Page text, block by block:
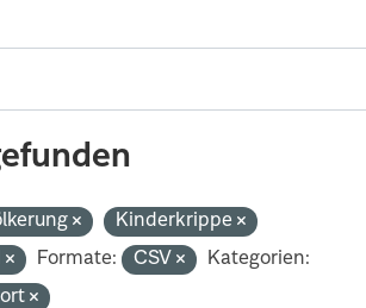
Kinderkrippe
Formate: CSV
Kategorien: